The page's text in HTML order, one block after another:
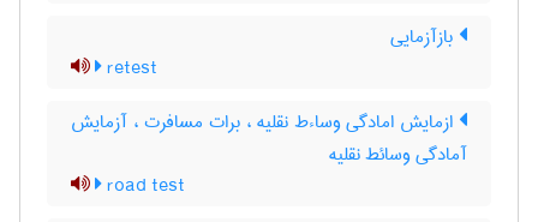
بازآزمایی
retest
ازمایش امادگی وساءط نقلیه ، برات مسافرت ، آزمایش
آمادگی وسائط نقلیه
road test